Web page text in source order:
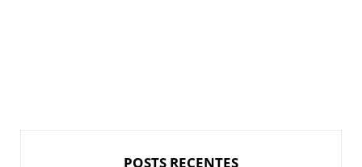
POSTS RECENTES